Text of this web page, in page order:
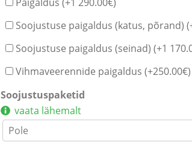
Soojustuse paigaldus (katus, põrand)
Soojustuse paigaldus (seinad) (+1
Vihmaveerennide paigaldus (+250.00€)
Soojustuspaketid
vaata lähemalt